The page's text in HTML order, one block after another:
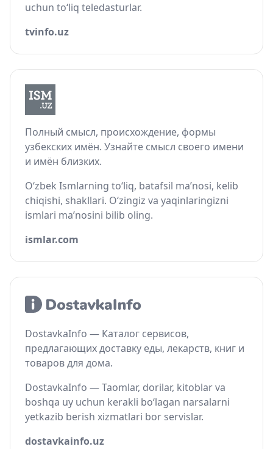
uchun to‘liq teledasturlar.
tvinfo.uz
Полный смысл, происхождение, формы
узбекских имён. Узнайте смысл своего имени
и имён близких.
O‘zbek Ismlarning to‘liq, batafsil ma’nosi, kelib
chiqishi, shakllari. O‘zingiz va yaqinlaringizni
ismlari ma’nosini bilib oling.
ismlar.com
DostavkaInfo — Каталог сервисов,
предлагающих доставку еды, лекарств, книг и
товаров для дома.
DostavkaInfo — Taomlar, dorilar, kitoblar va
boshqa uy uchun kerakli bo‘lagan narsalarni
yetkazib berish xizmatlari bor servislar.
dostavkainfo.uz